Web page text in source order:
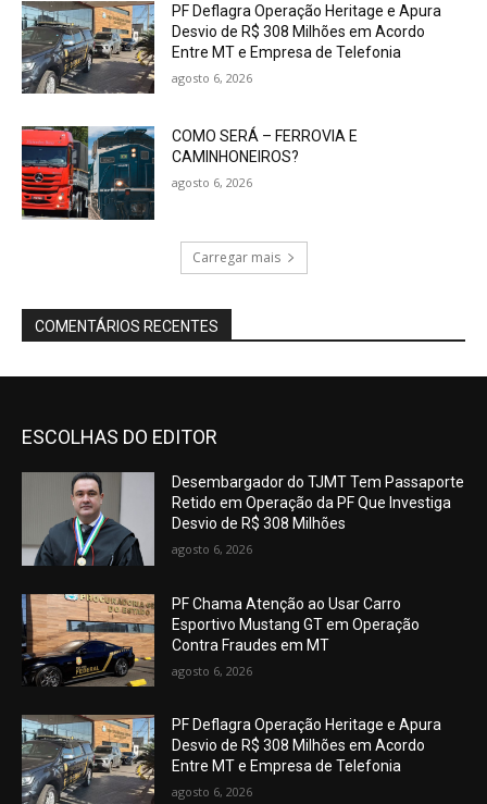
PF Deflagra Operação Heritage e Apura
Desvio de R$ 308 Milhões em Acordo
Entre MT e Empresa de Telefonia
agosto 6, 2026
COMO SERÁ – FERROVIA E
CAMINHONEIROS?
agosto 6, 2026
Carregar mais
COMENTÁRIOS RECENTES
ESCOLHAS DO EDITOR
Desembargador do TJMT Tem Passaporte
Retido em Operação da PF Que Investiga
Desvio de R$ 308 Milhões
agosto 6, 2026
PF Chama Atenção ao Usar Carro
Esportivo Mustang GT em Operação
Contra Fraudes em MT
agosto 6, 2026
PF Deflagra Operação Heritage e Apura
Desvio de R$ 308 Milhões em Acordo
Entre MT e Empresa de Telefonia
agosto 6, 2026